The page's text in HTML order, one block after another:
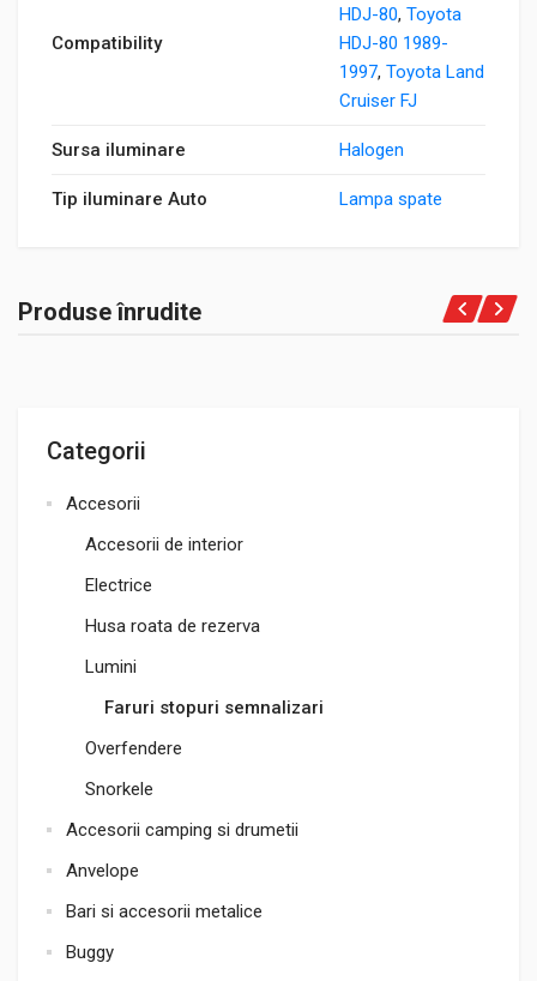
Categorii
Accesorii
Accesorii de interior
Electrice
Husa roata de rezerva
Lumini
Faruri stopuri semnalizari
Overfendere
Snorkele
Accesorii camping si drumetii
Anvelope
Bari si accesorii metalice
Buggy
Compatibility
HDJ-80, Toyota
HDJ-80 1989-
1997, Toyota Land
Cruiser FJ
Sursa iluminare Halogen
Tip iluminare Auto Lampa spate
Produse înrudite